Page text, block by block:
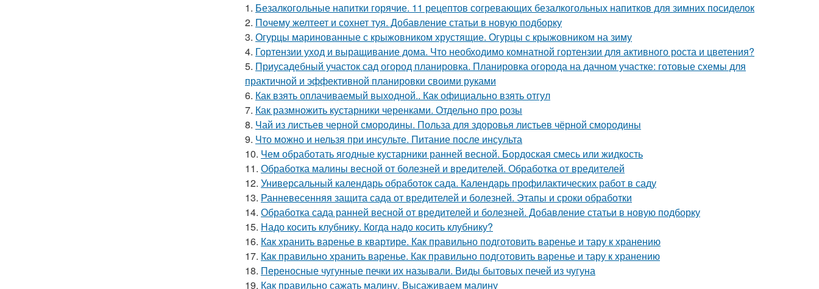
1. Безалкогольные напитки горячие. 11 рецептов согревающих безалкогольных напитков для зимних посиделок
2. Почему желтеет и сохнет туя. Добавление статьи в новую подборку
3. Огурцы маринованные с крыжовником хрустящие. Огурцы с крыжовником на зиму
4. Гортензии уход и выращивание дома. Что необходимо комнатной гортензии для активного роста и цветения?
5. Приусадебный участок сад огород планировка. Планировка огорода на дачном участке: готовые схемы для
практичной и эффективной планировки своими руками
6. Как взять оплачиваемый выходной.. Как официально взять отгул
7. Как размножить кустарники черенками. Отдельно про розы
8. Чай из листьев черной смородины. Польза для здоровья листьев чёрной смородины
9. Что можно и нельзя при инсульте. Питание после инсульта
10. Чем обработать ягодные кустарники ранней весной. Бордоская смесь или жидкость
11. Обработка малины весной от болезней и вредителей. Обработка от вредителей
12. Универсальный календарь обработок сада. Календарь профилактических работ в саду
13. Ранневесенняя защита сада от вредителей и болезней. Этапы и сроки обработки
14. Обработка сада ранней весной от вредителей и болезней. Добавление статьи в новую подборку
15. Надо косить клубнику. Когда надо косить клубнику?
16. Как хранить варенье в квартире. Как правильно подготовить варенье и тару к хранению
17. Как правильно хранить варенье. Как правильно подготовить варенье и тару к хранению
18. Переносные чугунные печки их называли. Виды бытовых печей из чугуна
19. Как правильно сажать малину. Высаживаем малину